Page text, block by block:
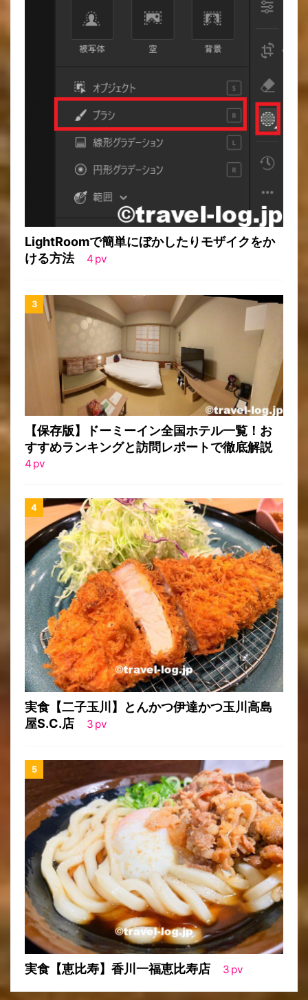
LightRoomで簡単にぼかしたりモザイクをか
ける方法
4 pv
【保存版】ドーミーイン全国ホテル一覧！お
すすめランキングと訪問レポートで徹底解説
4 pv
実食【二子玉川】とんかつ伊達かつ玉川高島
屋S.C.店
3 pv
実食【恵比寿】香川一福恵比寿店 3 pv